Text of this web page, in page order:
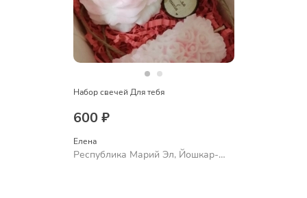
Набор свечей Для тебя
600 ₽
Елена
Республика Марий Эл, Йошкар-